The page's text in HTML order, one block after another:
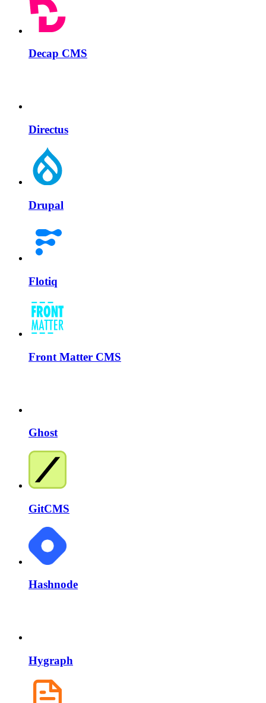
Decap CMS
Directus
Drupal
Flotiq
Front Matter CMS
Ghost
GitCMS
Hashnode
Hygraph